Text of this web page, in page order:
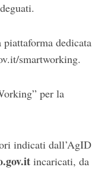
dedicata
smartworking.
per la
indicati dall’AgID
incaricati, da